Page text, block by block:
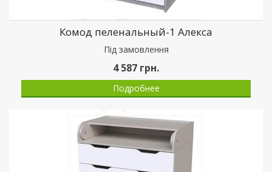
Комод пеленальный-1 Алекса
Пiд замовлення
4 587 грн.
Подробнее